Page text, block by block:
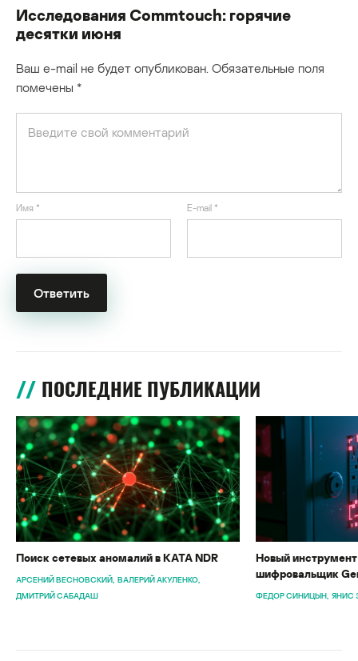
Исследования Commtouch: горячие
десятки июня
Ваш e-mail не будет опубликован. Обязательные поля
помечены *
Имя * E-mail *
ПОСЛЕДНИЕ ПУБЛИКАЦИИ
Поиск сетевых аномалий в KATA NDR
АРСЕНИЙ ВЕСНОВСКИЙ ВАЛЕРИЙ АКУЛЕНКО
ДМИТРИЙ САБАДАШ
Новый
шифровальщик
ФЕДОР СИНИЦЫН ЯНИС